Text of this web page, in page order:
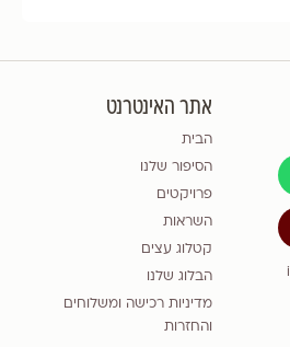
אתר האינטרנט
הבית
הסיפור שלנו
פרויקטים
השראות
קטלוג עצים
הבלוג שלנו
מדיניות רכישה ומשלוחים
והחזרות